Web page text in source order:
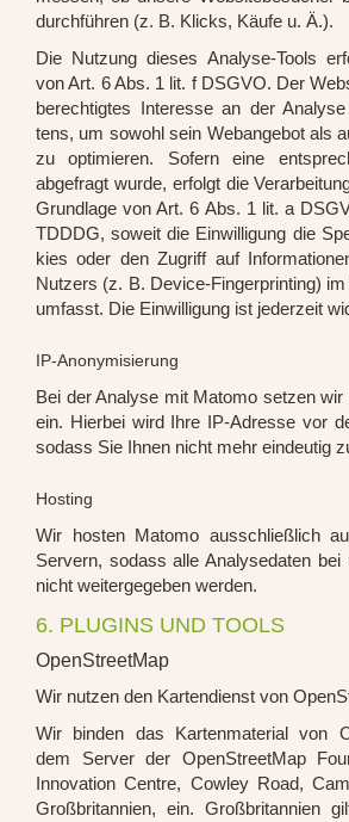
durch­füh­ren (z. B. Klicks, Käu­fe u. Ä.).
Die Nut­zung die­ses Ana­ly­se-Tools
von Art. 6 Abs. 1 lit. f DSGVO. Der
berech­tig­tes Inter­es­se an der
tens, um sowohl sein Web­an­ge­bot als
zu opti­mie­ren. Sofern eine
abge­fragt wur­de, erfolgt die
Grund­la­ge von Art. 6 Abs. 1 lit. a
TDDDG, soweit die Ein­wil­li­gung die
kies oder den Zugriff auf
Nut­zers (z. B. Device-Fin­ger­prin­ting)
umfasst. Die Ein­wil­li­gung ist jeder­zeit
IP-Anonymisierung
Bei der Ana­ly­se mit Mato­mo set­zen
ein. Hier­bei wird Ihre IP-Adres­se vor
sodass Sie Ihnen nicht mehr ein­deu­tig
Hosting
Wir hos­ten Mato­mo aus­schließ­lich
Ser­vern, sodass alle Ana­ly­se­da­ten bei
nicht wei­ter­ge­ge­ben wer­den.
6. PLUGINS UND TOOLS
OpenStreetMap
Wir nut­zen den Kar­ten­dienst von
Wir bin­den das Kar­ten­ma­te­ri­al von
dem Ser­ver der Open­Street­Map
Inno­va­ti­on Cent­re, Cow­ley Road,
Groß­bri­tan­ni­en, ein. Groß­bri­tan­ni­en